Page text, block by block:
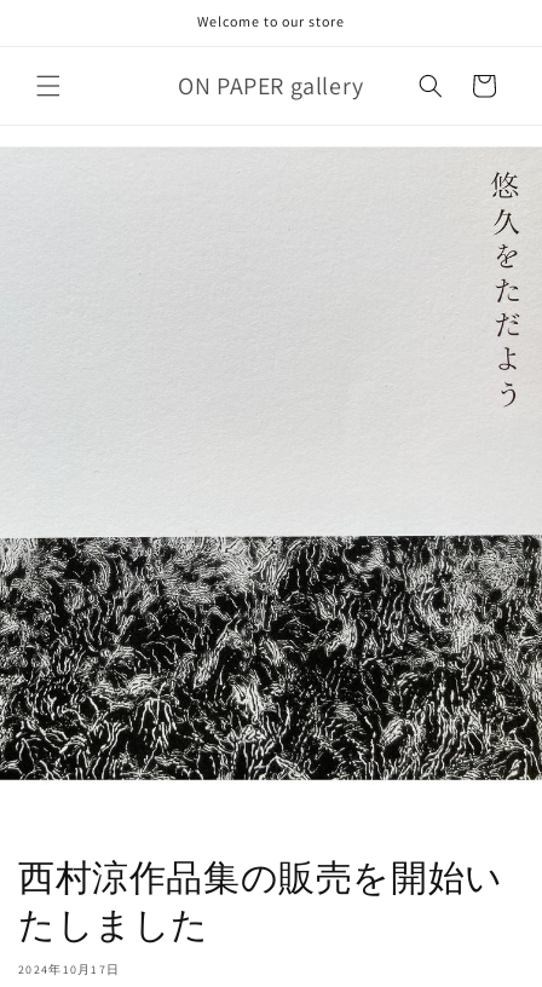
Welcome to our store
ON PAPER gallery
ー
西村涼作品集の販売を開始い
たしました
2024年10月17日